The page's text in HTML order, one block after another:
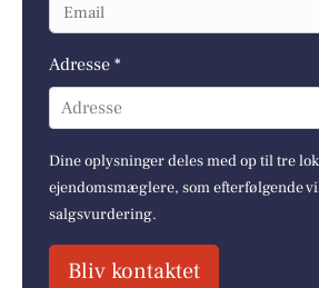
Adresse *
Adresse
Dine oplysninger deles med op til tre
ejendomsmæglere, som efterfølgende
salgsvurdering.
Bliv kontaktet